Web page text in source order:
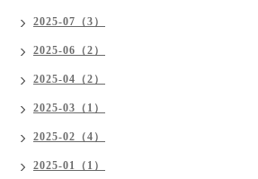
2025-07（3）
2025-06（2）
2025-04（2）
2025-03（1）
2025-02（4）
2025-01（1）